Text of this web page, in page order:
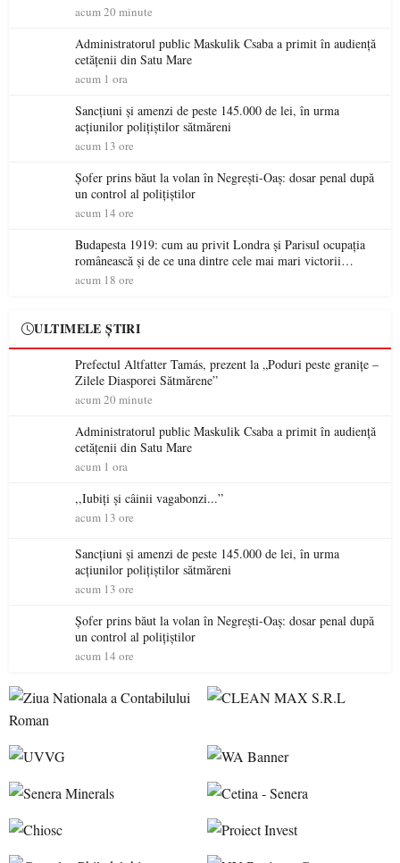
acum 20 minute
Administratorul public Maskulik Csaba a primit în audiență
cetățenii din Satu Mare
acum 1 ora
Sancțiuni și amenzi de peste 145.000 de lei, în urma
acțiunilor polițiștilor sătmăreni
acum 13 ore
Șofer prins băut la volan în Negrești-Oaș: dosar penal după
un control al polițiștilor
acum 14 ore
Budapesta 1919: cum au privit Londra și Parisul ocupația
românească și de ce una dintre cele mai mari victorii
militare ale României a devenit o controversă diplomatică
acum 18 ore
ULTIMELE ȘTIRI
Prefectul Altfatter Tamás, prezent la „Poduri peste granițe –
Zilele Diasporei Sătmărene”
acum 20 minute
Administratorul public Maskulik Csaba a primit în audiență
cetățenii din Satu Mare
acum 1 ora
,,Iubiți și câinii vagabonzi...”
acum 13 ore
Sancțiuni și amenzi de peste 145.000 de lei, în urma
acțiunilor polițiștilor sătmăreni
acum 13 ore
Șofer prins băut la volan în Negrești-Oaș: dosar penal după
un control al polițiștilor
acum 14 ore